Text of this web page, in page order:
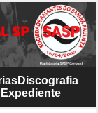
Discografia
Expediente